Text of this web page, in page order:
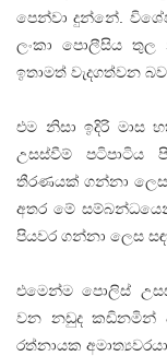
පෙන්වා දුන්නේ.
ලංකා පොලීසිය තුල
ඉතාමත් වැදගත්වන
එම නිසා ඉදිරි මාස
උසස්වීම් පටිපාටිය
තීරණයක් ගන්නා ලෙසද
අතර මේ
පියවර ගන්නා ලෙස
එමෙන්ම පොලිස්
වන නඩුද කඩිනමින්
රත්නායක